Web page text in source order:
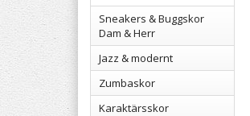
Sneakers & Buggskor
Dam & Herr
Jazz & modernt
Zumbaskor
Karaktärsskor